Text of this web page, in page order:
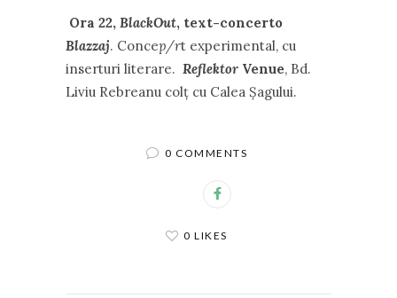
Ora 22, BlackOut, text-concerto
Blazzaj. Concep/rt experimental, cu
inserturi literare. Reflektor Venue, Bd.
Liviu Rebreanu colț cu Calea Șagului.
0 COMMENTS
0 LIKES